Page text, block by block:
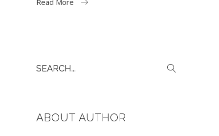
Read More
for:
ABOUT AUTHOR